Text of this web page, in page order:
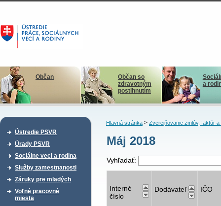
Občan
Občan so
zdravotným
postihnutím
a
Ústredie PSVR
Úrady PSVR
Sociálne veci a rodina
Služby zamestnanosti
Záruky pre mladých
Voľné pracovné
miesta
Hlavná stránka> Zverejňovanie zmlúv, faktúr a
Máj 2018
Vyhľadať:
Interné
číslo
Dodávateľ IČO